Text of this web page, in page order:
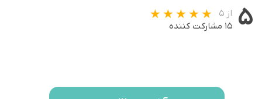
۵ از ۵
۱۵ مشارکت کننده